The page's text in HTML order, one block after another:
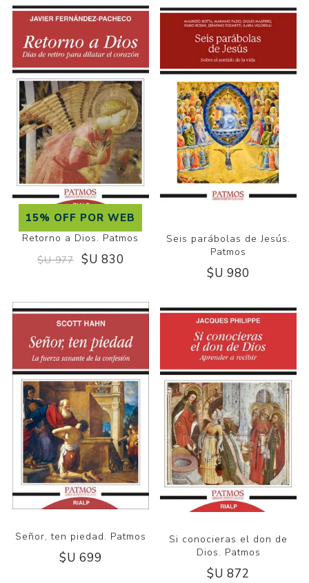
15% OFF POR WEB
Retorno a Dios. Patmos
$U 977 $U 830
Seis parábolas de Jesús.
Patmos
$U 980
Señor, ten piedad. Patmos
$U 699
Si conocieras el don de
Dios. Patmos
$U 872